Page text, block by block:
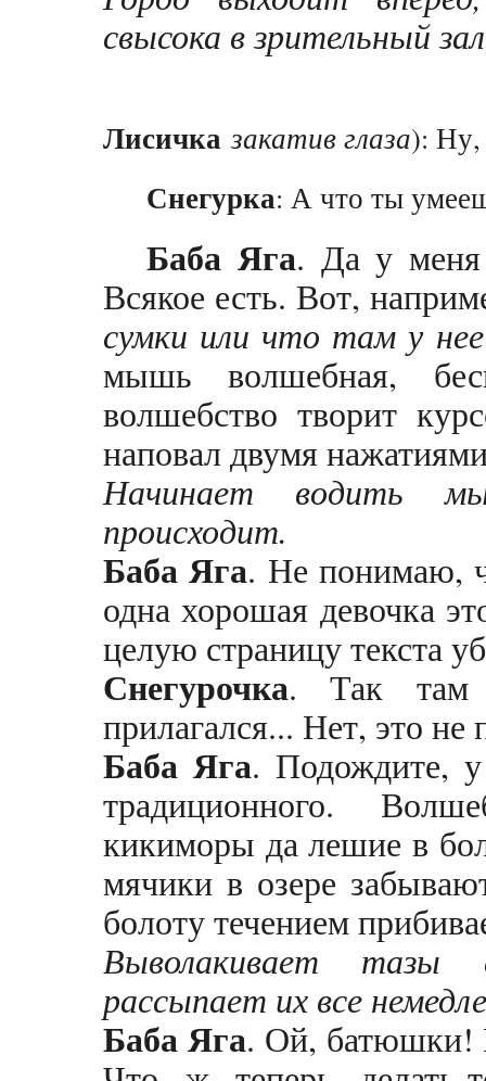
свысока в зрительный
Лисичка закатив глаза): Ну,
Снегурка: А что ты
Баба Яга. Да у меня
Всякое есть. Вот,
сумки или что там у
мышь волшебная,
волшебство творит
наповал двумя
Начинает водить
происходит.
Баба Яга. Не понимаю,
одна хорошая девочка
целую страницу текста
Снегурочка. Так там
прилагался... Нет, это не
Баба Яга. Подождите,
традиционного.
кикиморы да лешие в
мячики в озере
болоту течением
Выволакивает тазы
рассыпает их все
Баба Яга. Ой, батюшки!